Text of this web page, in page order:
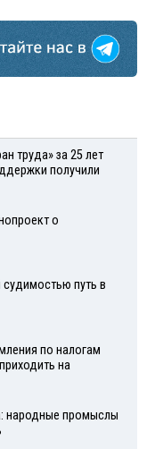
труда» за 25 лет
получили
о
судимостью путь в
по налогам
на
народные промыслы